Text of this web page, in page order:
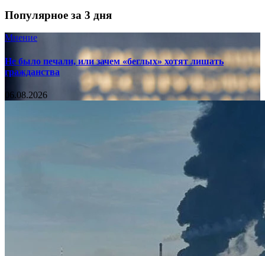
Популярное за 3 дня
Мнение
Не было печали, или зачем «беглых» хотят лишать
гражданства
06.08.2026